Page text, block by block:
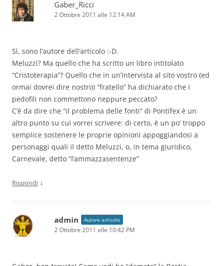
Gaber_Ricci
2 Ottobre 2011 alle 12:14 AM
Sì, sono l’autore dell’articolo :-D.
Meluzzi? Ma quello che ha scritto un libro intitolato
“Cristoterapia”? Quello che in un’intervista al sito vostro (ed
ormai dovrei dire nostro) “fratello” ha dichiarato che i
pedofili non commettono neppure peccato?
C’è da dire che “il problema delle fonti” di Pontifex è un
altro punto su cui vorrei scrivere: di certo, è un po’ troppo
semplice sostenere le proprie opinioni appoggiandosi a
personaggi quali il detto Meluzzi, o, in tema giuridico,
Carnevale, detto “l’ammazzasentenze”
Rispondi ↓
admin Autore articolo
2 Ottobre 2011 alle 10:42 PM